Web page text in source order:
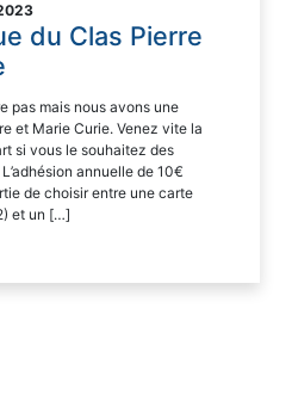
du Clas Pierre
pas mais nous avons une
et Marie Curie. Venez vite la
si vous le souhaitez des
annuelle de 10€
de choisir entre une carte
et un […]